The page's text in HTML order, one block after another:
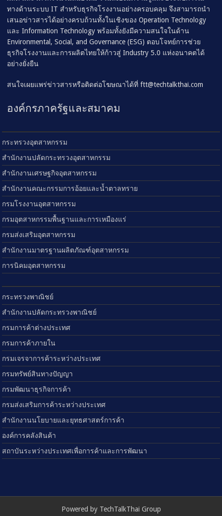
ทางด้านระบบ IT สำหรับธุรกิจโรงงานอย่างครอบคลุม จึงสามารถนำ
เสนอข่าวสารได้อย่างครบถ้วนทั้งในเชิงของ Operation Technology
และ Information Technology พร้อมทั้งยังมีความสนใจในด้าน
Environmental, Social, and Governance (ESG) ตอบโจทย์การช่วย
ธุรกิจโรงงานและการผลิตไทยให้ก้าวสู่ Industry 5.0 แห่งอนาคตได้
อย่างยั่งยืน
สนใจเผยแพร่ข่าวสารหรือติดต่อโฆษณาได้ที่ftt@techtalkthai.com
องค์กรภาครัฐและสมาคม
กระทรวงอุตสาหกรรม
สำนักงานปลัดกระทรวงอุตสาหกรรม
สำนักงานเศรษฐกิจอุตสาหกรรม
สำนักงานคณะกรรมการอ้อยและน้ำตาลทราย
กรมโรงงานอุตสาหกรรม
กรมอุตสาหกรรมพื้นฐานและการเหมืองแร่
กรมส่งเสริมอุตสาหกรรม
สำนักงานมาตรฐานผลิตภัณฑ์อุตสาหกรรม
การนิคมอุตสาหกรรม
กระทรวงพาณิชย์
สำนักงานปลัดกระทรวงพาณิชย์
กรมการค้าต่างประเทศ
กรมการค้าภายใน
กรมเจรจาการค้าระหว่างประเทศ
กรมทรัพย์สินทางปัญญา
กรมพัฒนาธุรกิจการค้า
กรมส่งเสริมการค้าระหว่างประเทศ
สำนักงานนโยบายและยุทธศาสตร์การค้า
องค์การคลังสินค้า
สถาบันระหว่างประเทศเพื่อการค้าและการพัฒนา
Powered by TechTalkThai Group